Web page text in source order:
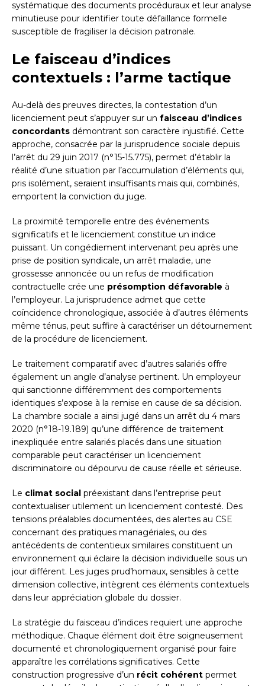
systématique des documents procéduraux et leur analyse
minutieuse pour identifier toute défaillance formelle
susceptible de fragiliser la décision patronale.
Le faisceau d’indices
contextuels : l’arme tactique
Au-delà des preuves directes, la contestation d’un
licenciement peut s’appuyer sur un faisceau d’indices
concordants démontrant son caractère injustifié. Cette
approche, consacrée par la jurisprudence sociale depuis
l’arrêt du 29 juin 2017 (n°15-15.775), permet d’établir la
réalité d’une situation par l’accumulation d’éléments qui,
pris isolément, seraient insuffisants mais qui, combinés,
emportent la conviction du juge.
La proximité temporelle entre des événements
significatifs et le licenciement constitue un indice
puissant. Un congédiement intervenant peu après une
prise de position syndicale, un arrêt maladie, une
grossesse annoncée ou un refus de modification
contractuelle crée une présomption défavorable à
l’employeur. La jurisprudence admet que cette
coïncidence chronologique, associée à d’autres éléments
même ténus, peut suffire à caractériser un détournement
de la procédure de licenciement.
Le traitement comparatif avec d’autres salariés offre
également un angle d’analyse pertinent. Un employeur
qui sanctionne différemment des comportements
identiques s’expose à la remise en cause de sa décision.
La chambre sociale a ainsi jugé dans un arrêt du 4 mars
2020 (n°18-19.189) qu’une différence de traitement
inexpliquée entre salariés placés dans une situation
comparable peut caractériser un licenciement
discriminatoire ou dépourvu de cause réelle et sérieuse.
Le climat social préexistant dans l’entreprise peut
contextualiser utilement un licenciement contesté. Des
tensions préalables documentées, des alertes au CSE
concernant des pratiques managériales, ou des
antécédents de contentieux similaires constituent un
environnement qui éclaire la décision individuelle sous un
jour différent. Les juges prud’homaux, sensibles à cette
dimension collective, intègrent ces éléments contextuels
dans leur appréciation globale du dossier.
La stratégie du faisceau d’indices requiert une approche
méthodique. Chaque élément doit être soigneusement
documenté et chronologiquement organisé pour faire
apparaître les corrélations significatives. Cette
construction progressive d’un récit cohérent permet